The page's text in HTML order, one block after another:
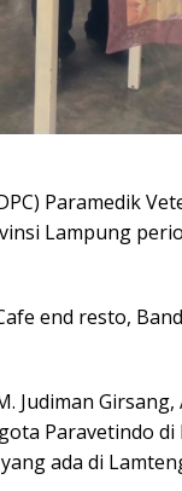
Paramedik
Lampung
end resto,
Judiman Girsang,
Paravetindo
ada di